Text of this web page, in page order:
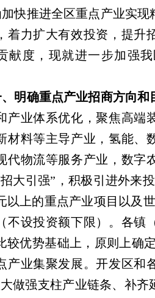
加快推进全区重点产业实
着力扩大有效投资，提升
献度，现就进一步加强
、明确重点产业招商方向和
产业体系优化，聚焦高端
材料等主导产业，氢能、
代物流等服务产业，数字
大引强”，积极引进外来
以上的重点产业项目以及
不设投资额下限）。各镇
较优势基础上，原则上确
产业集聚发展。开发区和
做强支柱产业链条、补